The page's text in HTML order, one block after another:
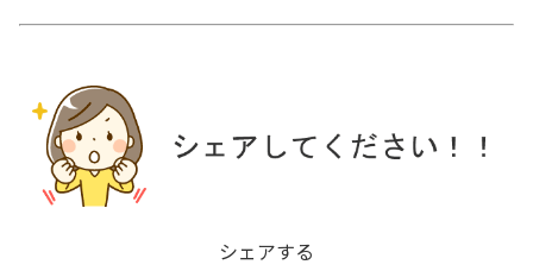
シェアする